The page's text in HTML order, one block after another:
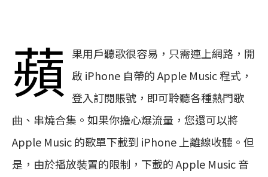
蘋
果用戶聽歌很容易，只需連上網路，開
啟 iPhone 自帶的 Apple Music 程式，
登入訂閱賬號，即可聆聽各種熱門歌
曲、串燒合集。如果你擔心爆流量，您還可以將
Apple Music 的歌單下載到 iPhone 上離線收聽。但
是，由於播放裝置的限制，下載的 Apple Music 音